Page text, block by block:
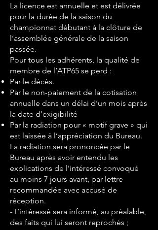
La licence est annuelle et est délivrée
pour la durée de la saison du
championnat débutant à la clôture de
l’assemblée générale de la saison
passée.
Pour tous les adhérents, la qualité de
membre de l’ATP65 se perd :
Par le décès.
Par le non-paiement de la cotisation
annuelle dans un délai d’un mois après
la date d’exigibilité
Par la radiation pour « motif grave » qui
est laissée à l’appréciation du Bureau.
La radiation sera prononcée par le
Bureau après avoir entendu les
explications de l’intéressé convoqué
au moins 7 jours avant, par lettre
recommandée avec accusé de
réception.
- L’intéressé sera informé, au préalable,
des faits qui lui seront reprochés ;